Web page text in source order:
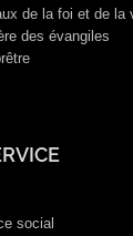
de la foi et de la
des évangiles
social